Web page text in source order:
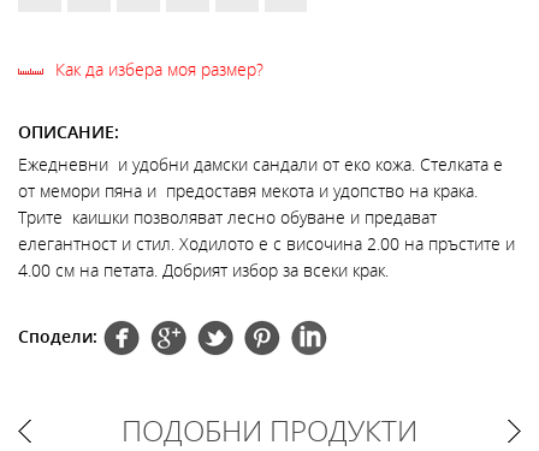
Как да избера моя размер?
ОПИСАНИЕ:
Ежедневни и удобни дамски сандали от еко кожа. Стелката е
от мемори пяна и предоставя мекота и удопство на крака.
Трите каишки позволяват лесно обуване и предават
елегантност и стил. Ходилото е с височина 2.00 на пръстите и
4.00 см на петата. Добрият избор за всеки крак.
Сподели:
ПОДОБНИ ПРОДУКТИ